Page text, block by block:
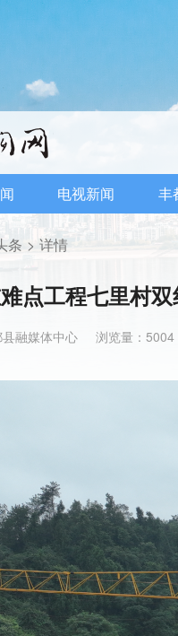
电视新闻 丰
条 > 详情
点工程七里村
融媒体中心 浏览量：5004